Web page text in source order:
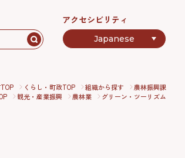
アクセシビリティ
くらし・町政TOP 組織から探す
農林振興課
観光・産業振興 農林業 グリーン・ツーリズム